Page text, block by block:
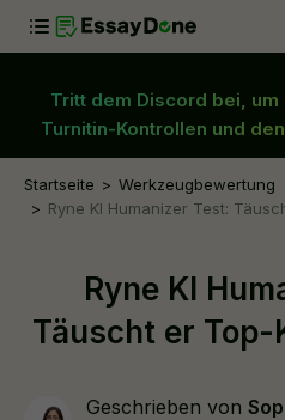
Tritt dem Discord bei,
Turnitin-Kontrollen und
Startseite
Werkzeugbewertung
Ryne KI Humanizer Test:
Ryne KI
Täuscht er
Geschrieben von